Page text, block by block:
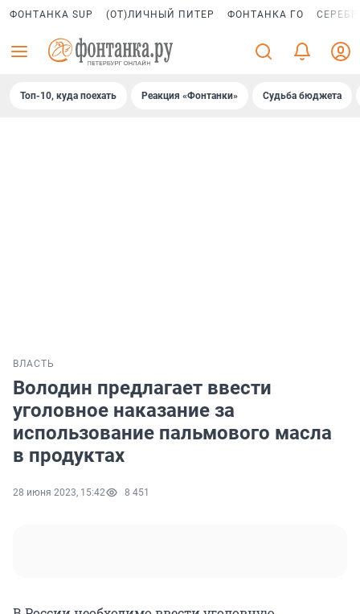
ФОНТАНКА SUP (ОТ)ЛИЧНЫЙ ПИТЕР ФОНТАНКА ГО
Топ-10, куда поехать Реакция «Фонтанки» Судьба бюджета
ВЛАСТЬ
Володин предлагает ввести
уголовное наказание за
использование пальмового масла
в продуктах
28 июня 2023, 15:42 8 451